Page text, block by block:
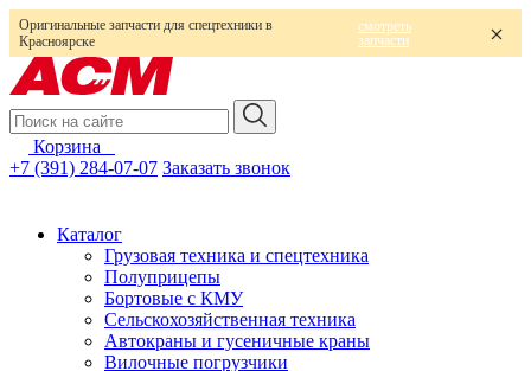
Оригинальные запчасти для спецтехники в
Красноярске
смотреть
запчасти
Корзина
+7 (391) 284-07-07 Заказать звонок
Каталог
Грузовая техника и спецтехника
Полуприцепы
Бортовые с КМУ
Сельскохозяйственная техника
Автокраны и гусеничные краны
Вилочные погрузчики